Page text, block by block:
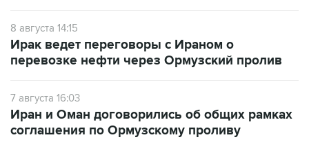
8 августа 14:15
Ирак ведет переговоры с Ираном о
перевозке нефти через Ормузский пролив
7 августа 16:03
Иран и Оман договорились об общих рамках
соглашения по Ормузскому проливу